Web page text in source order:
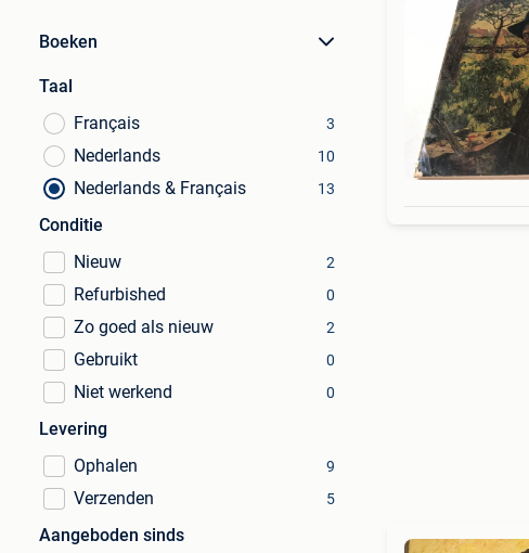
Boeken
Taal
Français
3
Nederlands 10
Nederlands & Français 13
Conditie
Nieuw
2
Refurbished 0
Zo goed als nieuw 2
Gebruikt 0
Niet werkend 0
Levering
Ophalen
9
Verzenden 5
Aangeboden sinds